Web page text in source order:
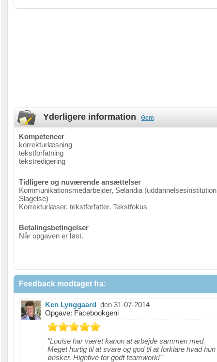
Yderligere information Gem
Kompetencer
korrekturlæsning
tekstforfatning
tekstredigering
Tidligere og nuværende ansættelser
Kommunikationsmedarbejder, Selandia
Slagelse)
Korrekturlæser, tekstforfatter, Tekstfokus
Betalingsbetingelser
Når opgaven er løst.
Feedback modtaget fra:
Ken Lynggaard den 31-07-2014
Opgave: Facebookgeni
"Louise har været kanon at arbejde sammen med.
Meget hurtig til at svare og god til at forklare hvad hun
ønsker. Highfive for godt teamwork!"